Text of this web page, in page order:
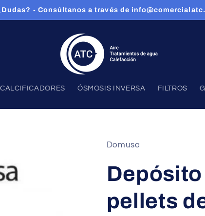
- Consúltanos a través de
ÓSMOSIS INVERSA FILTROS
Domusa
pellets